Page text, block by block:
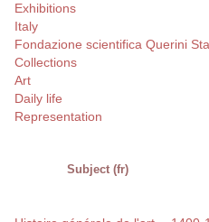
Exhibitions
Italy
Fondazione scientifica Querini
Collections
Art
Daily life
Representation
Subject (fr)